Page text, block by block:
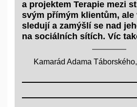
a projektem Terapie mezi
svým přímým klientům, ale
sledují a zamýšlí se nad
na sociálních sítích. Víc
Kamarád Adama